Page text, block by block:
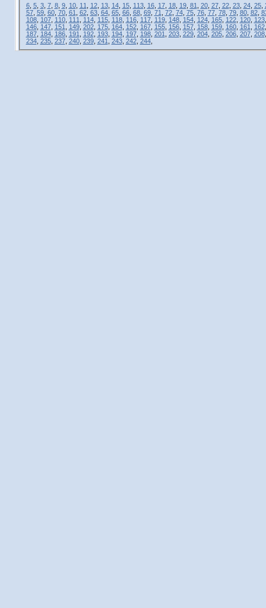
6, 5, 3, 7, 8, 9, 10, 11 12, 13, 14, 15, 113, 16, 17, 18, 19, 81 20, 27, 22, 23, 24, 25,
57, 59, 60, 70, 61 62, 63, 64, 65, 66, 68, 69, 71 72, 74, 75, 76, 77, 78, 79, 80, 82,
108, 107, 110, 111 114, 115, 118, 116, 117, 119, 148, 154, 124, 165, 122, 120, 123
146, 147, 151 149, 202, 175, 164, 152, 167, 155, 156, 157, 158, 159, 160, 161 162
187, 184, 186, 191 192, 193, 194, 197, 198, 201 203, 229, 204, 205, 206, 207, 208
234, 235, 237, 240, 239, 241 243, 242, 244,